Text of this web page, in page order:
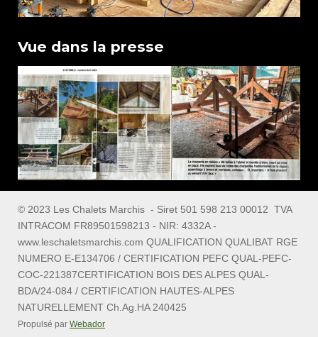
Vue dans la presse
© 2023 Les Chalets Marchis - Siret 501 598 213 00012 TVA
INTRACOM FR89501598213 - NIR: 4332A -
www.leschaletsmarchis.com QUALIFICATION QUALIBAT RGE
NUMERO E-E134706 / CERTIFICATION PEFC QUAL-PEFC-
COC-221387CERTIFICATION BOIS DES ALPES QUAL-
BDA/24-084 / CERTIFICATION HAUTES-ALPES
NATURELLEMENT Ch.Ag.HA 240425
Propulsé par Webador